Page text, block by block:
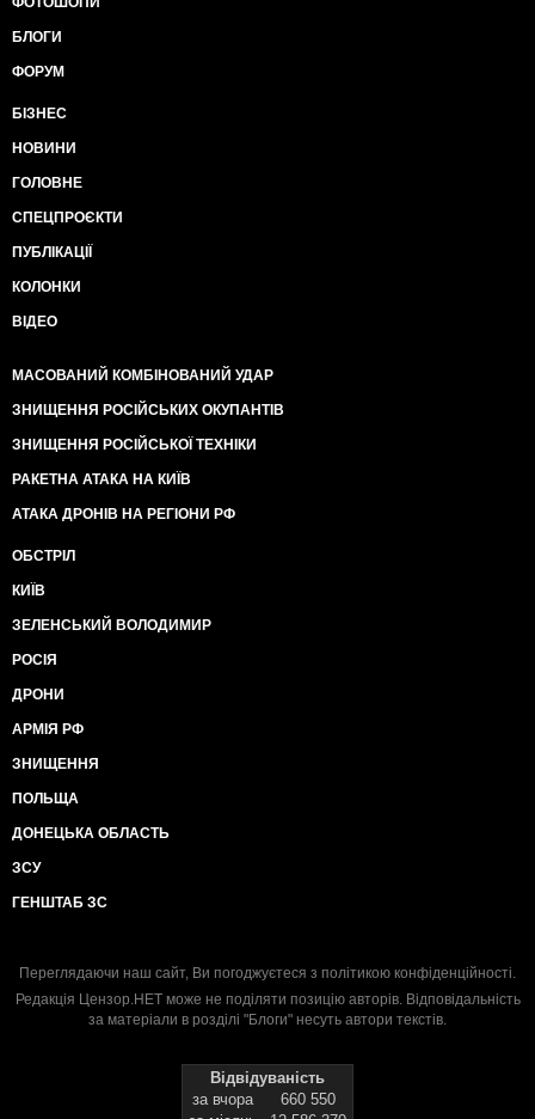
БЛОГИ
ФОРУМ
БІЗНЕС
НОВИНИ
ГОЛОВНЕ
СПЕЦПРОЄКТИ
ПУБЛІКАЦІЇ
КОЛОНКИ
ВІДЕО
МАСОВАНИЙ КОМБІНОВАНИЙ УДАР
ЗНИЩЕННЯ РОСІЙСЬКИХ ОКУПАНТІВ
ЗНИЩЕННЯ РОСІЙСЬКОЇ ТЕХНІКИ
РАКЕТНА АТАКА НА КИЇВ
АТАКА ДРОНІВ НА РЕГІОНИ РФ
ОБСТРІЛ
КИЇВ
ЗЕЛЕНСЬКИЙ ВОЛОДИМИР
РОСІЯ
ДРОНИ
АРМІЯ РФ
ЗНИЩЕННЯ
ПОЛЬЩА
ДОНЕЦЬКА ОБЛАСТЬ
ЗСУ
ГЕНШТАБ ЗС
Переглядаючи наш сайт, Ви погоджуєтеся з політикою конфіденційності.
Редакція Цензор.НЕТ може не поділяти позицію авторів. Відповідальність
за матеріали в розділі "Блоги" несуть автори текстів.
Відвідуваність
за вчора
660 550